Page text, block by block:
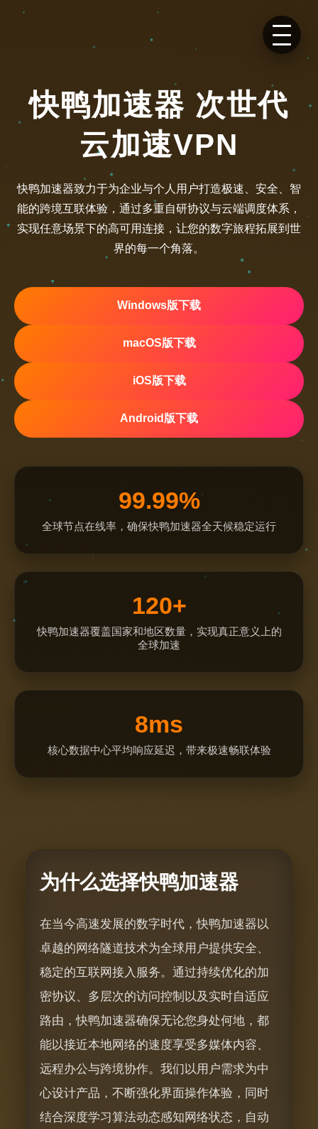
快鸭加速器 次世代
云加速VPN
快鸭加速器致力于为企业与个人用户打造极速、安全、智
能的跨境互联体验，通过多重自研协议与云端调度体系，
实现任意场景下的高可用连接，让您的数字旅程拓展到世
界的每一个角落。
Windows版下载
macOS版下载
iOS版下载
Android版下载
99.99%
全球节点在线率，确保快鸭加速器全天候稳定运行
120+
快鸭加速器覆盖国家和地区数量，实现真正意义上的
全球加速
8ms
核心数据中心平均响应延迟，带来极速畅联体验
为什么选择快鸭加速器
在当今高速发展的数字时代，快鸭加速器以
卓越的网络隧道技术为全球用户提供安全、
稳定的互联网接入服务。通过持续优化的加
密协议、多层次的访问控制以及实时自适应
路由，快鸭加速器确保无论您身处何地，都
能以接近本地网络的速度享受多媒体内容、
远程办公与跨境协作。我们以用户需求为中
心设计产品，不断强化界面操作体验，同时
结合深度学习算法动态感知网络状态，自动